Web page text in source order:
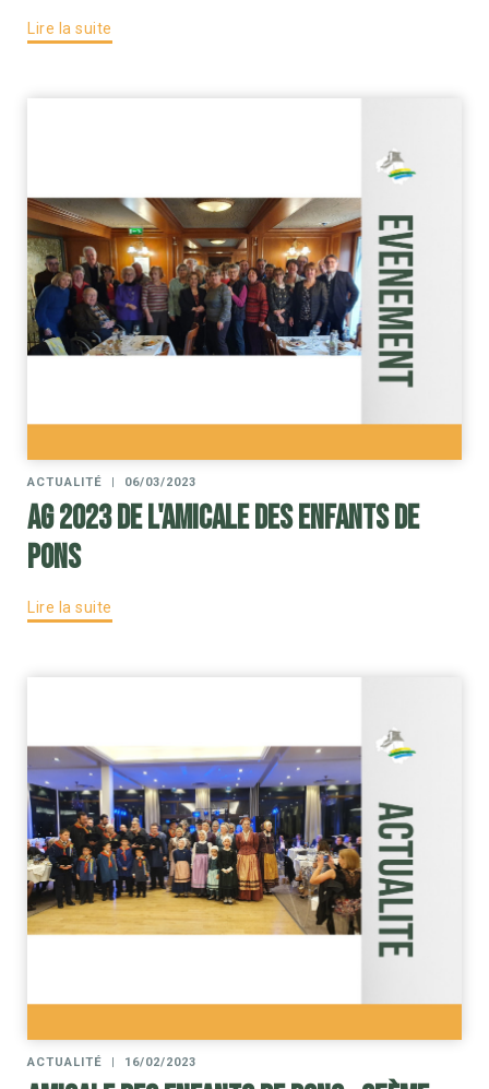
Lire la suite
ACTUALITÉ 06/03/2023
AG 2023 de l'amicale des enfants de
Pons
Lire la suite
ACTUALITÉ 16/02/2023